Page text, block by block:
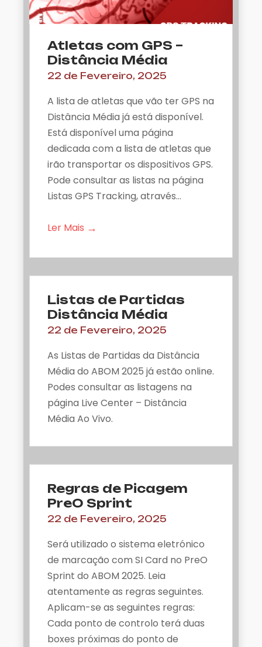
Atletas com GPS –
Distância Média
22 de Fevereiro, 2025
A lista de atletas que vão ter GPS na
Distância Média já está disponível.
Está disponível uma página
dedicada com a lista de atletas que
irão transportar os dispositivos GPS.
Pode consultar as listas na página
Listas GPS Tracking, através…
Ler Mais →
Listas de Partidas
Distância Média
22 de Fevereiro, 2025
As Listas de Partidas da Distância
Média do ABOM 2025 já estão online.
Podes consultar as listagens na
página Live Center – Distância
Média Ao Vivo.
Regras de Picagem
PreO Sprint
22 de Fevereiro, 2025
Será utilizado o sistema eletrónico
de marcação com SI Card no PreO
Sprint do ABOM 2025. Leia
atentamente as regras seguintes.
Aplicam-se as seguintes regras:
Cada ponto de controlo terá duas
boxes próximas do ponto de